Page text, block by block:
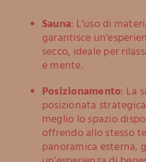
Sauna: L’uso di
garantisce
secco, ideale per
e mente.
Posizionamento: La
posizionata
meglio lo spazio
offrendo allo stesso
panoramica esterna,